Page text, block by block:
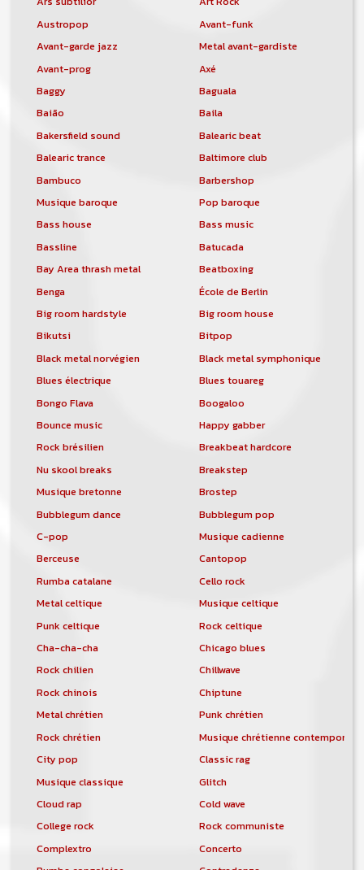
Austropop
Avant-funk
Avant-garde jazz
Metal avant-gardiste
Avant-prog
Axé
Baggy
Baguala
Baião
Baila
Bakersfield sound
Balearic beat
Balearic trance
Baltimore club
Bambuco
Barbershop
Musique baroque
Pop baroque
Bass house
Bass music
Bassline
Batucada
Bay Area thrash metal
Beatboxing
Benga
École de Berlin
Big room hardstyle
Big room house
Bikutsi
Bitpop
Black metal norvégien
Black metal symphonique
Blues électrique
Blues touareg
Bongo Flava
Boogaloo
Bounce music
Happy gabber
Rock brésilien
Breakbeat hardcore
Nu skool breaks
Breakstep
Musique bretonne
Brostep
Bubblegum dance
Bubblegum pop
C-pop
Musique cadienne
Berceuse
Cantopop
Rumba catalane
Cello rock
Metal celtique
Musique celtique
Punk celtique
Rock celtique
Cha-cha-cha
Chicago blues
Rock chilien
Chillwave
Rock chinois
Chiptune
Metal chrétien
Punk chrétien
Rock chrétien
Musique chrétienne
City pop
Classic rag
Musique classique
Glitch
Cloud rap
Cold wave
College rock
Rock communiste
Complextro
Concerto